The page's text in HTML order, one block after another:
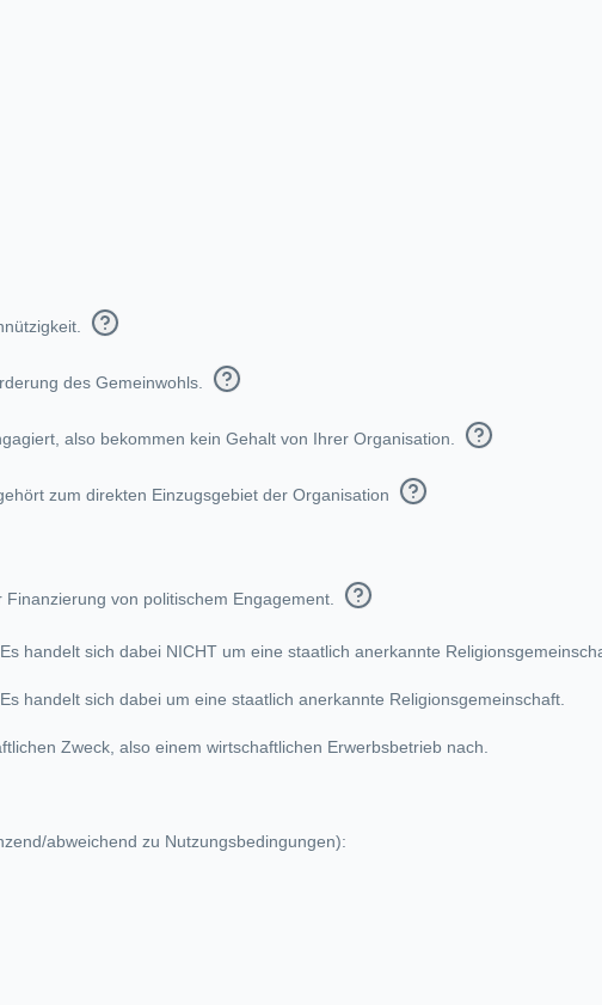
des Gemeinwohls.
also bekommen kein Gehalt von Ihrer Organisation.
zum direkten Einzugsgebiet der Organisation
von politischem Engagement.
handelt sich dabei NICHT um eine staatlich anerkannte
handelt sich dabei um eine staatlich anerkannte Religionsgemeinschaft.
Zweck, also einem wirtschaftlichen Erwerbsbetrieb nach.
abweichend zu Nutzungsbedingungen):